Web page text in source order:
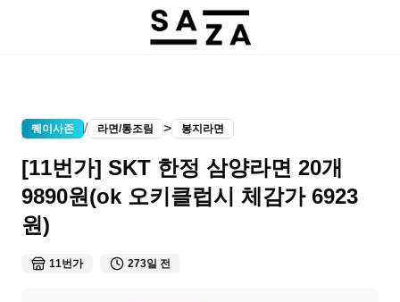
퀘이사존 / 라면/통조림 > 봉지라면
[11번가] SKT 한정 삼양라면 20개
9890원(ok 오키클럽시 체감가 6923
원)
11번가 273일 전